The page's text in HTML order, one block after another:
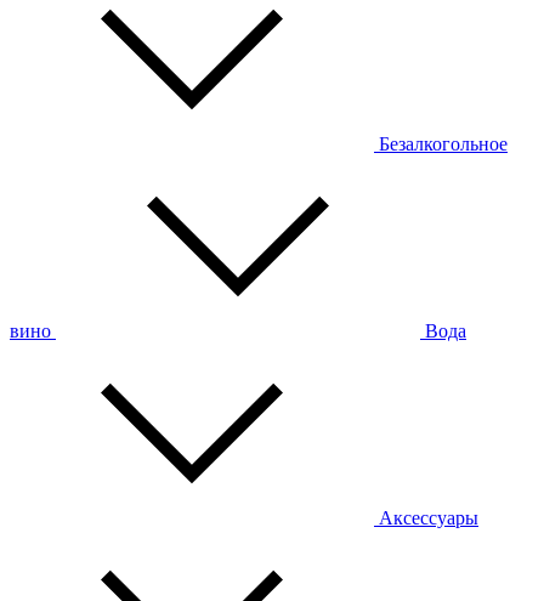
Безалкогольное
вино Вода
Аксессуары